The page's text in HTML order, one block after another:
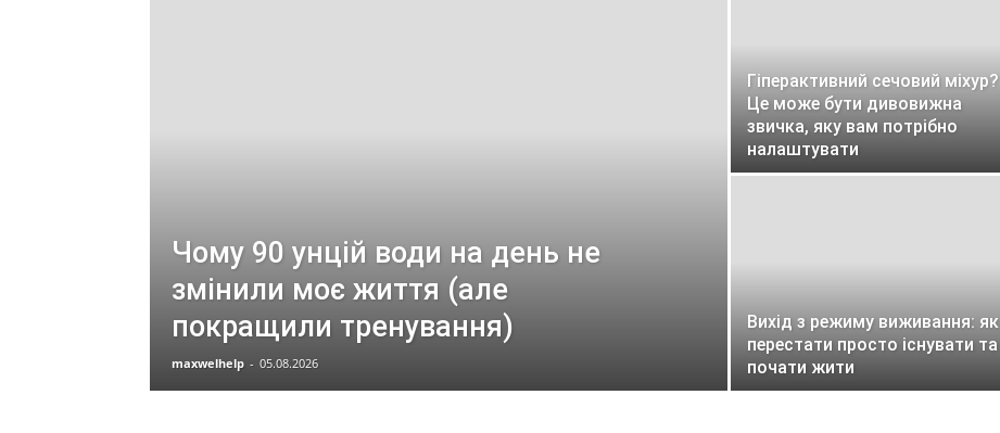
Чому 90 унцій води на день не
змінили моє життя (але
покращили тренування)
maxwelhelp - 05.08.2026
Гіперактивний сечовий міхур?
Це може бути дивовижна
звичка, яку вам потрібно
налаштувати
Вихід з режиму виживання: як
перестати просто існувати та
почати жити